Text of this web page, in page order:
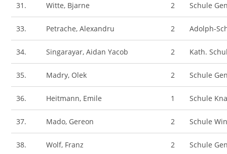
31. Witte, Bjarne 2 Schule
33. Petrache, Alexandru 2 Adolph-
34. Singarayar, Aidan Yacob 2 Kath.
35. Madry, Olek 2 Schule
36. Heitmann, Emile 1 Schule
37. Mado, Gereon 2 Schule
38. Wolf, Franz 2 Schule